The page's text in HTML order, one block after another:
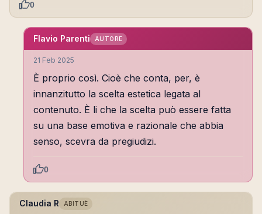
0
Flavio Parenti AUTORE
21 Feb 2025
È proprio così. Cioè che conta, per, è
innanzitutto la scelta estetica legata al
contenuto. È li che la scelta può essere fatta
su una base emotiva e razionale che abbia
senso, scevra da pregiudizi.
0
Claudia R ABITUÈ